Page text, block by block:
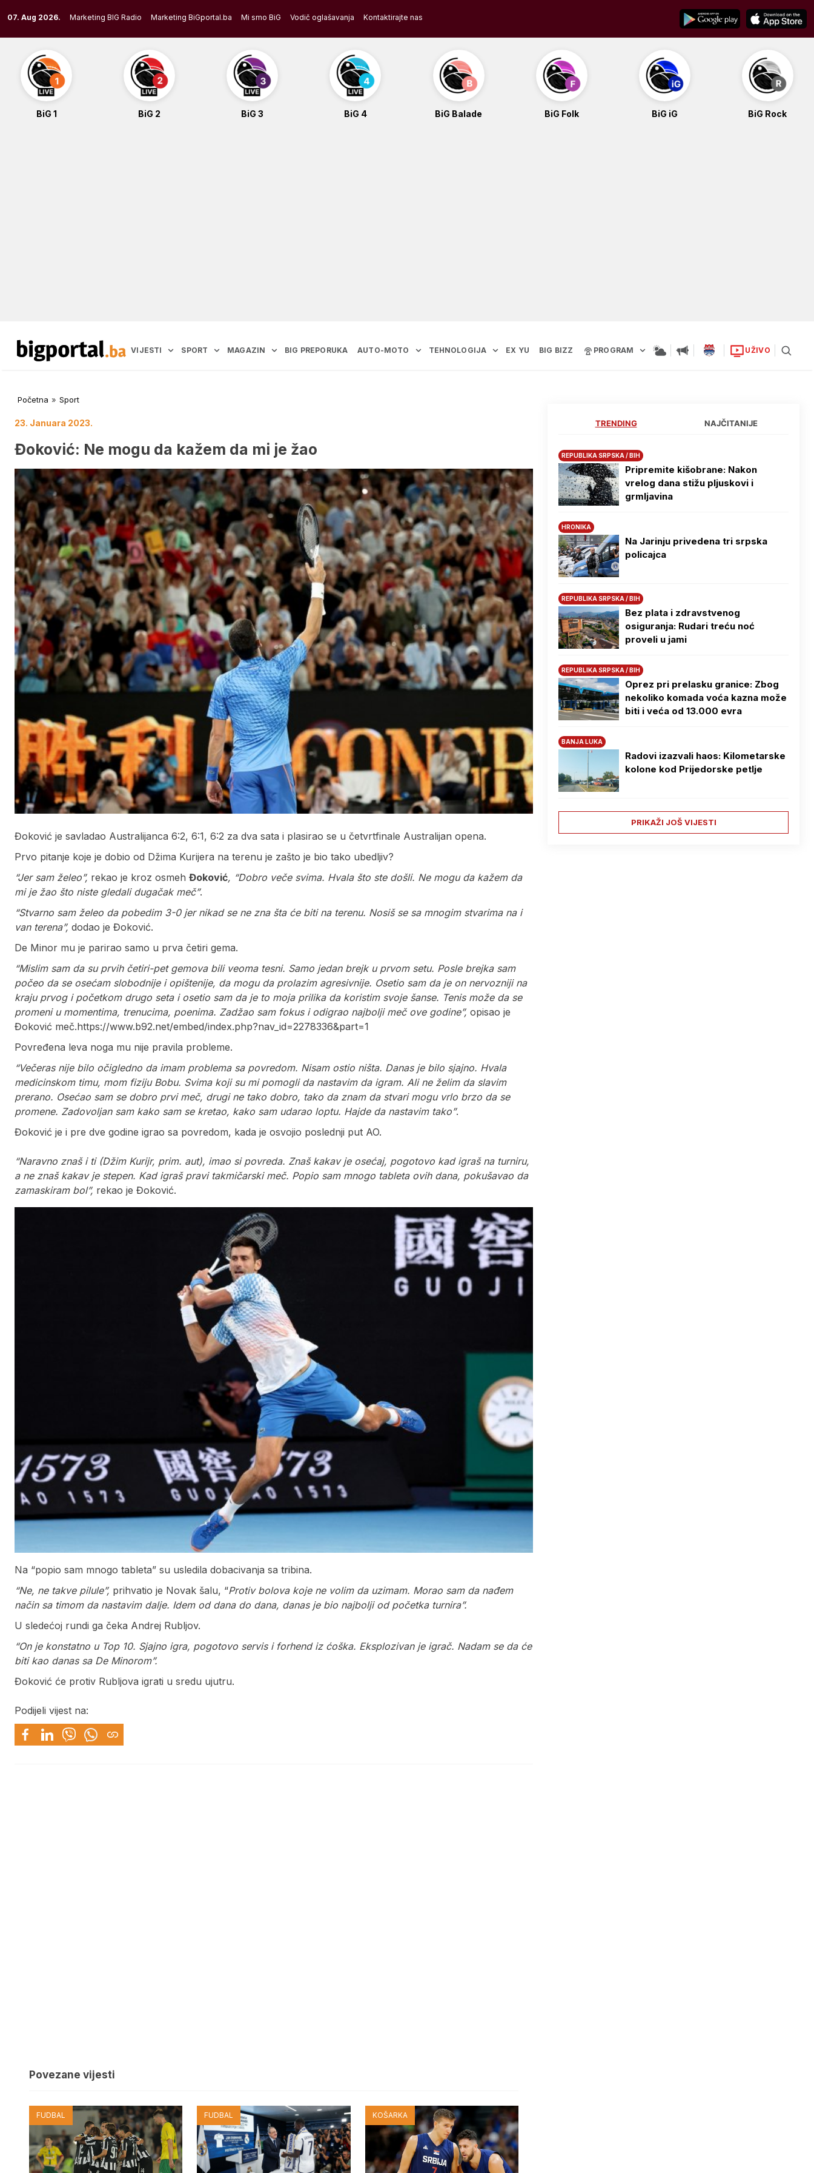
to
content
07. Aug 2026. Marketing BIG Radio Marketing BiGportal.ba Mi smo BiG Vodič oglašavanja Kontaktirajte nas
BiG 1 BiG 2 BiG 3 BiG 4 BiG Balade BiG Folk BiG iG BiG Rock
VIJESTI SPORT MAGAZIN BIG PREPORUKA AUTO-MOTO TEHNOLOGIJA EX YU BIG BIZZ PROGRAM UŽIVO
Početna » Sport
23. Januara 2023.
Đoković: Ne mogu da kažem da mi je žao
Đoković je savladao Australijanca 6:2, 6:1, 6:2 za dva sata i plasirao se u četvrtfinale Australijan opena.
Prvo pitanje koje je dobio od Džima Kurijera na terenu je zašto je bio tako ubedljiv?
“Jer sam želeo”, rekao je kroz osmeh Đoković, “Dobro veče svima. Hvala što ste došli. Ne mogu da kažem da
mi je žao što niste gledali dugačak meč”.
“Stvarno sam želeo da pobedim 3-0 jer nikad se ne zna šta će biti na terenu. Nosiš se sa mnogim stvarima na i
van terena”, dodao je Đoković.
De Minor mu je parirao samo u prva četiri gema.
“Mislim sam da su prvih četiri-pet gemova bili veoma tesni. Samo jedan brejk u prvom setu. Posle brejka sam
počeo da se osećam slobodnije i opištenije, da mogu da prolazim agresivnije. Osetio sam da je on nervozniji na
kraju prvog i početkom drugo seta i osetio sam da je to moja prilika da koristim svoje šanse. Tenis može da se
promeni u momentima, trenucima, poenima. Zadžao sam fokus i odigrao najbolji meč ove godine”, opisao je
Đoković meč.https://www.b92.net/embed/index.php?nav_id=2278336&part=1
Povređena leva noga mu nije pravila probleme.
“Večeras nije bilo očigledno da imam problema sa povredom. Nisam ostio ništa. Danas je bilo sjajno. Hvala
medicinskom timu, mom fiziju Bobu. Svima koji su mi pomogli da nastavim da igram. Ali ne želim da slavim
prerano. Osećao sam se dobro prvi meč, drugi ne tako dobro, tako da znam da stvari mogu vrlo brzo da se
promene. Zadovoljan sam kako sam se kretao, kako sam udarao loptu. Hajde da nastavim tako”.
Đoković je i pre dve godine igrao sa povredom, kada je osvojio poslednji put AO.
“Naravno znaš i ti (Džim Kurijr, prim. aut), imao si povreda. Znaš kakav je osećaj, pogotovo kad igraš na turniru,
a ne znaš kakav je stepen. Kad igraš pravi takmičarski meč. Popio sam mnogo tableta ovih dana, pokušavao da
zamaskiram bol”, rekao je Đoković.
Na “popio sam mnogo tableta” su usledila dobacivanja sa tribina.
“Ne, ne takve pilule”, prihvatio je Novak šalu, “Protiv bolova koje ne volim da uzimam. Morao sam da nađem
način sa timom da nastavim dalje. Idem od dana do dana, danas je bio najbolji od početka turnira”.
U sledećoj rundi ga čeka Andrej Rubljov.
“On je konstatno u Top 10. Sjajno igra, pogotovo servis i forhend iz ćoška. Eksplozivan je igrač. Nadam se da će
biti kao danas sa De Minorom”.
Đoković će protiv Rubljova igrati u sredu ujutru.
Podijeli vijest na:
Povezane vijesti
FUDBAL FUDBAL KOŠARKA
TRENDING NAJČITANIJE
REPUBLIKA SRPSKA / BIH
Pripremite kišobrane: Nakon
vrelog dana stižu pljuskovi i
grmljavina
HRONIKA
Na Јarinju privedena tri srpska
policajca
REPUBLIKA SRPSKA / BIH
Bez plata i zdravstvenog
osiguranja: Rudari treću noć
proveli u jami
REPUBLIKA SRPSKA / BIH
Oprez pri prelasku granice: Zbog
nekoliko komada voća kazna može
biti i veća od 13.000 evra
BANJA LUKA
Radovi izazvali haos: Kilometarske
kolone kod Prijedorske petlje
PRIKAŽI JOŠ VIJESTI